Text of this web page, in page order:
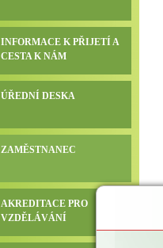
INFORMACE K PŘIJETÍ A
CESTA K NÁM
ÚŘEDNÍ DESKA
ZAMĚSTNANEC
AKREDITACE PRO
VZDĚLÁVÁNÍ